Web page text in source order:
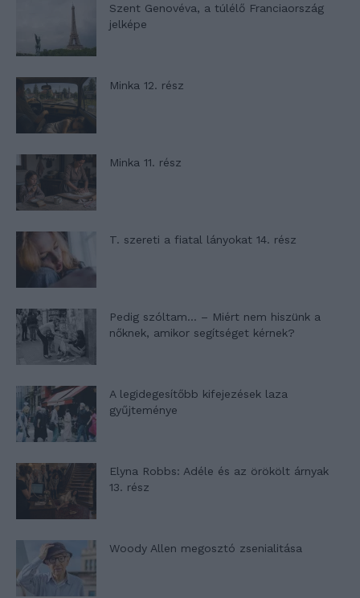
Szent Genovéva, a túlélő Franciaország
jelképe
Minka 12. rész
Minka 11. rész
T. szereti a fiatal lányokat 14. rész
Pedig szóltam… – Miért nem hiszünk a
nőknek, amikor segítséget kérnek?
A legidegesítőbb kifejezések laza
gyűjteménye
Elyna Robbs: Adéle és az örökölt árnyak
13. rész
Woody Allen megosztó zsenialitása